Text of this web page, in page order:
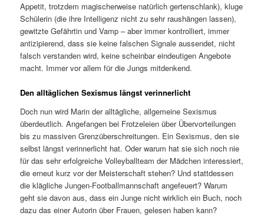
Appetit, trotzdem magischerweise natürlich gertenschlank), kluge
Schülerin (die ihre Intelligenz nicht zu sehr raushängen lassen),
gewitzte Gefährtin und Vamp – aber immer kontrolliert, immer
antizipierend, dass sie keine falschen Signale aussendet, nicht
falsch verstanden wird, keine scheinbar eindeutigen Angebote
macht. Immer vor allem für die Jungs mitdenkend.
Den alltäglichen Sexismus längst verinnerlicht
Doch nun wird Marin der alltägliche, allgemeine Sexismus
überdeutlich. Angefangen bei Frotzeleien über Übervorteilungen
bis zu massiven Grenzüberschreitungen. Ein Sexismus, den sie
selbst längst verinnerlicht hat. Oder warum hat sie sich noch nie
für das sehr erfolgreiche Volleyballteam der Mädchen interessiert,
die erneut kurz vor der Meisterschaft stehen? Und stattdessen
die klägliche Jungen-Footballmannschaft angefeuert? Warum
geht sie davon aus, dass ein Junge nicht wirklich ein Buch, noch
dazu das einer Autorin über Frauen, gelesen haben kann?